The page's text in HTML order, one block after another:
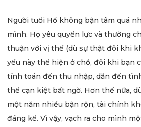
Người tuổi Hổ không bận tâm quá
mình. Họ yêu quyền lực và thường
thuận với vị thế (dù sự thật đôi khi
yếu này thể hiện ở chỗ, đôi khi bạn
tính toán đến thu nhập, dẫn đến
thể cạn kiệt bất ngờ. Hơn thế nữa,
một năm nhiều bận rộn, tài chính
đáng kể. Vì vậy, vạch ra cho mình